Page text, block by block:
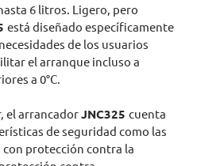
6 litros. Ligero, pero
está diseñado específicamente
de los usuarios
el arranque incluso a
a 0°C.
el arrancadorJNC325 cuenta
de seguridad como las
protección contra la